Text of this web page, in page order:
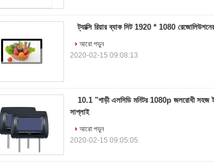
ট্যাক্সি রিয়ার ব্যাক সিট 1920 * 1080
আরো পড়ুন
2020-02-15 09:08:13
10.1 "গাড়ী এলসিডি মনিটর 1080p জলরোধী সহজ
সাপ্লাই
আরো পড়ুন
2020-02-15 09:05:05